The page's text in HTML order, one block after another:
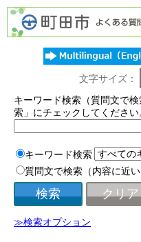
文字サイズ：
キーワード検索（質問文で
索」にチェックしてください
キーワード検索
質問文で検索（内容に近い
≫検索オプション